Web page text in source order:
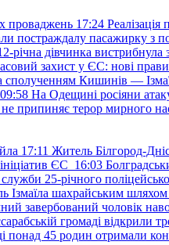
проваджень 17:24
постраждалу пасажирку з
річна дівчинка вистрибнула
захист у ЄС: нові
Кишинів —
09:58 На Одещині росіяни
припиняє терор мирного
17:11 Житель Білгород-
ЄС 16:03
служби 25-річного
Ізмаїла шахрайським
завербований чоловік
громаді відкрили
понад 45 родин отримали